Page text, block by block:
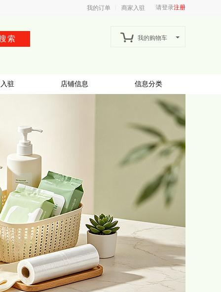
我的订单 商家入驻 请登录注册
索 我的购物车
驻 店铺信息 信息分类